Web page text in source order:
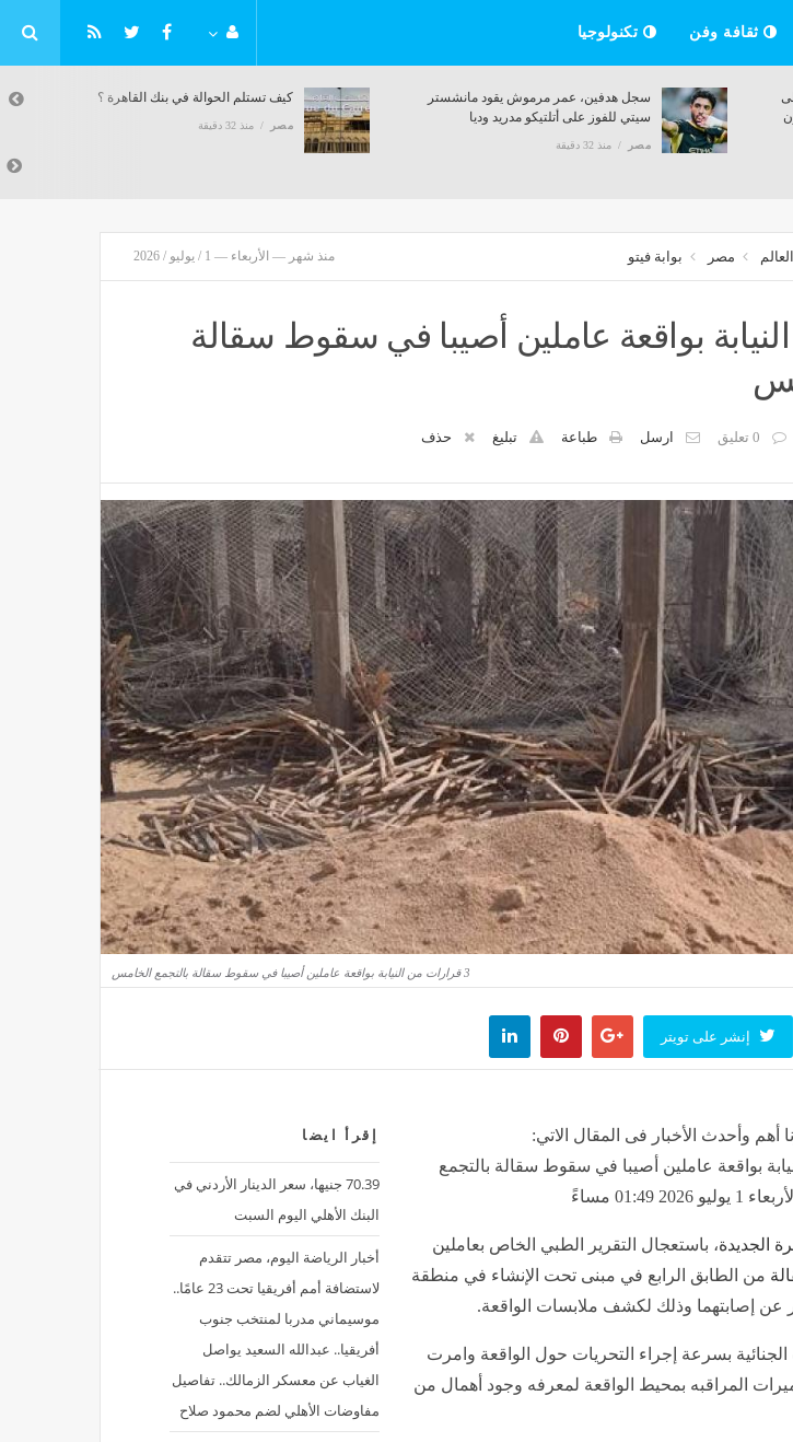
ثقافة وفن تكنولوجيا
كيف
سجل هدفين، عمر مرموش يقود مانشستر
سيتي للفوز على أتلتيكو مدريد وديا
مصر منذ 32 دقيقة
تفاصيل صفقة "القات" الأخيرة والحكم على
أجانب بالسجن 15 سنة وغرامة نصف مليون
جنيه
مصر بوابة فيتو منذ شهر — الأربعاء — 1 / يوليو / 2026
بواقعة عاملين أصيبا في سقوط سقالة
0 تعليق ارسل طباعة تبليغ حذف
3 قرارات من النيابة بواقعة عاملين أصيبا في سقوط سقالة بالتجمع الخامس
إنشر على تويتر
إقرأ ايضا
70.39 جنيها، سعر الدينار الأردني في
البنك الأهلي اليوم السبت
أخبار الرياضة اليوم، مصر تتقدم
لاستضافة أمم أفريقيا تحت 23 عامًا..
موسيماني مدربا لمنتخب جنوب
أفريقيا.. عبدالله السعيد يواصل
الغياب عن معسكر الزمالك.. تفاصيل
مفاوضات الأهلي لضم محمود صلاح
أهم وأحدث الأخبار فى المقال الاتي:
بواقعة عاملين أصيبا في سقوط سقالة بالتجمع
01:49 مساءً
الجديدة، باستعجال التقرير الطبي الخاص بعاملين
من الطابق الرابع في مبنى تحت الإنشاء في منطقة
عن إصابتهما وذلك لكشف ملابسات الواقعة.
بسرعة إجراء التحريات حول الواقعة وامرت
المراقبه بمحيط الواقعة لمعرفه وجود أهمال من